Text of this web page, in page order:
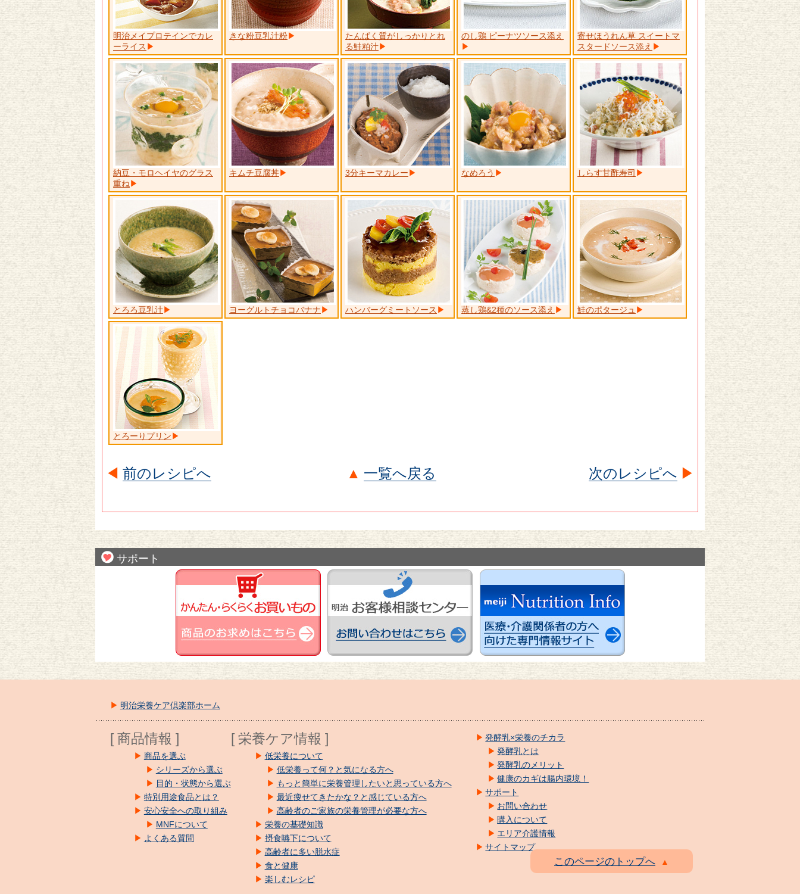
明治メイプロテインでカレ
ーライス
きな粉豆乳汁粉
たんぱく質がしっかりとれ
る鮭粕汁
のし鶏 ピーナツソース添え
寄せほうれん草 スイートマ
スタードソース添え
納豆・モロヘイヤのグラス
重ね
キムチ豆腐丼 3分キーマカレー なめろう しらす甘酢寿司
とろろ豆乳汁 ヨーグルトチョコバナナ ハンバーグミートソース 蒸し鶏&2種のソース添え 鮭のポタージュ
とろーりプリン
前のレシピへ 一覧へ戻る 次のレシピへ
サポート
明治栄養ケア倶楽部ホーム
[ 商品情報 ]
商品を選ぶ
シリーズから選ぶ
目的・状態から選ぶ
特別用途食品とは？
安心安全への取り組み
MNFについて
よくある質問
[ 栄養ケア情報 ]
低栄養について
低栄養って何？と気になる方へ
もっと簡単に栄養管理したいと思っている方へ
最近痩せてきたかな？と感じている方へ
高齢者のご家族の栄養管理が必要な方へ
栄養の基礎知識
摂食嚥下について
高齢者に多い脱水症
食と健康
楽しむレシピ
発酵乳×栄養のチカラ
発酵乳とは
発酵乳のメリット
健康のカギは腸内環境！
サポート
お問い合わせ
購入について
エリア介護情報
サイトマップ
このページのトップへ